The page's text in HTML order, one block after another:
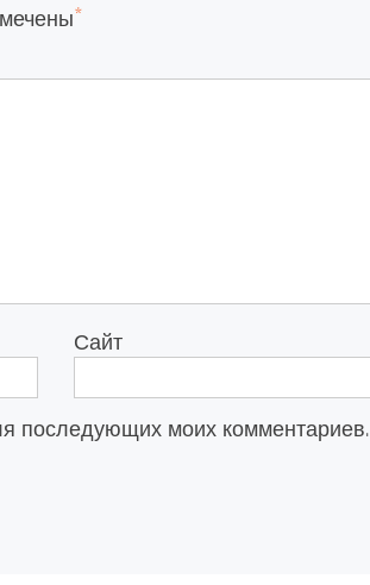
*
Сайт
последующих моих комментариев.